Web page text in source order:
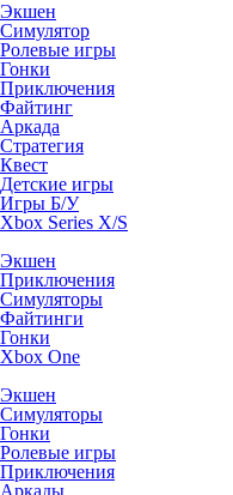
Экшен
Симулятор
Ролевые игры
Гонки
Приключения
Файтинг
Аркада
Стратегия
Квест
Детские игры
Игры Б/У
Xbox Series X/S
Экшен
Приключения
Симуляторы
Файтинги
Гонки
Xbox One
Экшен
Симуляторы
Гонки
Ролевые игры
Приключения
Аркады